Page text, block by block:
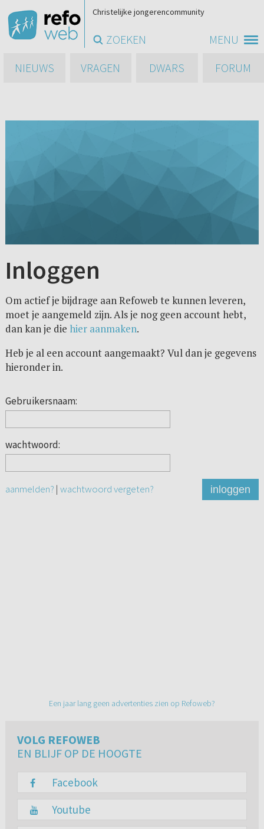
MENU
Christelijke jongerencommunity
ZOEKEN
NIEUWS
VRAGEN DWARS FORUM
Inloggen
Om actief je bijdrage aan Refoweb te kunnen leveren,
moet je aangemeld zijn. Als je nog geen account hebt,
dan kan je die hier aanmaken.
Heb je al een account aangemaakt? Vul dan je gegevens
hieronder in.
Gebruikersnaam:
wachtwoord:
aanmelden? | wachtwoord vergeten? inloggen
Een jaar lang geen advertenties zien op Refoweb?
VOLG REFOWEB
EN BLIJF OP DE HOOGTE
Facebook
Youtube